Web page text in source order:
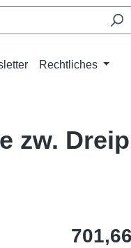
Rechtliches
zw.